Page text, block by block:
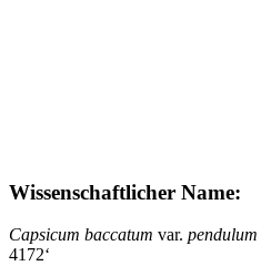
Wissenschaftlicher Name:
Capsicum baccatum var. pendulum
4172‘